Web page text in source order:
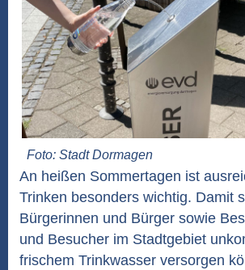
Foto: Stadt Dormagen
An heißen Sommertagen ist
Trinken besonders wichtig. Damit
Bürgerinnen und Bürger sowie
und Besucher im Stadtgebiet
frischem Trinkwasser versorgen